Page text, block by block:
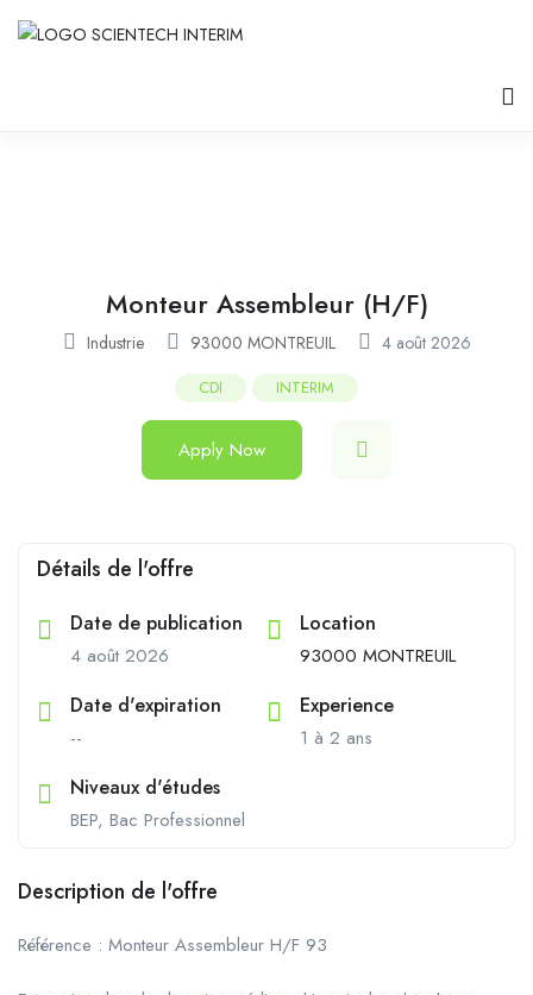
Monteur Assembleur (H/F)
Industrie 93000 MONTREUIL 4 août 2026
CDI INTERIM
Apply Now
Détails de l'offre
Date de publication
4 août 2026
Location
93000 MONTREUIL
Date d'expiration
--
Experience
1 à 2 ans
Niveaux d'études
BEP, Bac Professionnel
Description de l'offre
Référence : Monteur Assembleur H/F 93